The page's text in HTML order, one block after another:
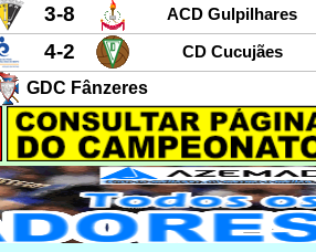
3-8 ACD Gulpilhares
4-2 CD Cucujães
GDC Fânzeres